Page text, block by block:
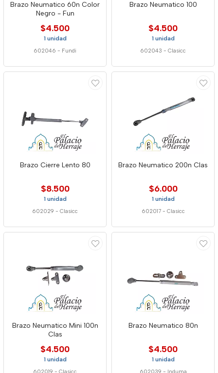
Brazo Neumatico 60n Color
Negro - Fun
$4.500
1 unidad
602046 - Fundi
Brazo Neumatico 100
$4.500
1 unidad
602043 - Clasicc
Brazo Cierre Lento 80
$8.500
1 unidad
602029 - Clasicc
Brazo Neumatico 200n Clas
$6.000
1 unidad
602017 - Clasicc
Brazo Neumatico Mini 100n
Clas
$4.500
1 unidad
Brazo Neumatico 80n
$4.500
1 unidad